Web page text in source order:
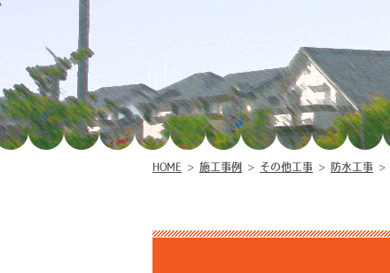
HOME > 施工事例 > その他工事 > 防水工事 >